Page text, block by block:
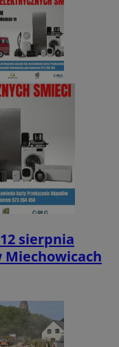
sierpnia